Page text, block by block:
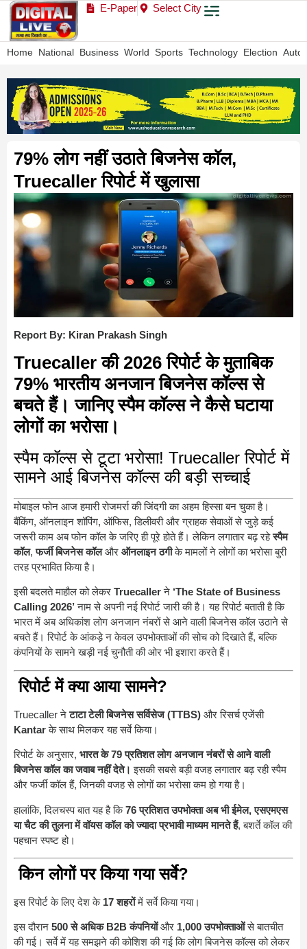
E-Paper Select City
Home National Business World Sports Technology Election Auto
79% लोग नहीं उठाते बिजनेस कॉल,
Truecaller रिपोर्ट में खुलासा
Report By: Kiran Prakash Singh
Truecaller की 2026 रिपोर्ट के मुताबिक
79% भारतीय अनजान बिजनेस कॉल्स से
बचते हैं। जानिए स्पैम कॉल्स ने कैसे घटाया
लोगों का भरोसा।
स्पैम कॉल्स से टूटा भरोसा! Truecaller रिपोर्ट में
सामने आई बिजनेस कॉल्स की बड़ी सच्चाई
मोबाइल फोन आज हमारी रोजमर्रा की जिंदगी का अहम हिस्सा बन चुका है।
बैंकिंग, ऑनलाइन शॉपिंग, ऑफिस, डिलीवरी और ग्राहक सेवाओं से जुड़े कई
जरूरी काम अब फोन कॉल के जरिए ही पूरे होते हैं। लेकिन लगातार बढ़ रहेस्पैम
कॉल,फर्जी बिजनेस कॉलऔर ऑनलाइन ठगीके मामलों ने लोगों का भरोसा बुरी
तरह प्रभावित किया है।
इसी बदलते माहौल को लेकर Truecallerने ‘The State of Business
Calling 2026’नाम से अपनी नई रिपोर्ट जारी की है। यह रिपोर्ट बताती है कि
भारत में अब अधिकांश लोग अनजान नंबरों से आने वाली बिजनेस कॉल उठाने से
बचते हैं। रिपोर्ट के आंकड़े न केवल उपभोक्ताओं की सोच को दिखाते हैं, बल्कि
कंपनियों के सामने खड़ी नई चुनौती की ओर भी इशारा करते हैं।
रिपोर्ट में क्या आया सामने?
Truecaller नेटाटा टेली बिजनेस सर्विसेज (TTBS) और रिसर्च एजेंसी
Kantarके साथ मिलकर यह सर्वे किया।
रिपोर्ट के अनुसार, भारत के 79 प्रतिशत लोग अनजान नंबरों से आने वाली
बिजनेस कॉल का जवाब नहीं देते। इसकी सबसे बड़ी वजह लगातार बढ़ रही स्पैम
और फर्जी कॉल हैं, जिनकी वजह से लोगों का भरोसा कम हो गया है।
हालांकि, दिलचस्प बात यह है कि76 प्रतिशत उपभोक्ता अब भी ईमेल, एसएमएस
या चैट की तुलना में वॉयस कॉल को ज्यादा प्रभावी माध्यम मानते हैं, बशर्ते कॉल की
पहचान स्पष्ट हो।
किन लोगों पर किया गया सर्वे?
इस रिपोर्ट के लिए देश के 17 शहरोंमें सर्वे किया गया।
इस दौरान 500 से अधिक B2B कंपनियोंऔर 1,000 उपभोक्ताओंसे बातचीत
की गई। सर्वे में यह समझने की कोशिश की गई कि लोग बिजनेस कॉल्स को लेकर